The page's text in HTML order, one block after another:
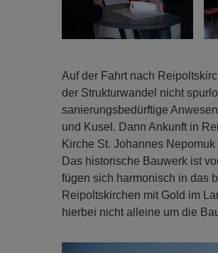
Auf der Fahrt nach
der Strukturwandel nicht
sanierungsbedürftige
und Kusel. Dann Ankunft in
Kirche St. Johannes
Das historische Bauwerk ist
fügen sich harmonisch in das
Reipoltskirchen mit Gold im
hierbei nicht alleine um die